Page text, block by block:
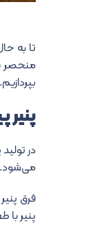
تا به
منحصر
پنیر
در
می‌شود.
فرق
پنیر